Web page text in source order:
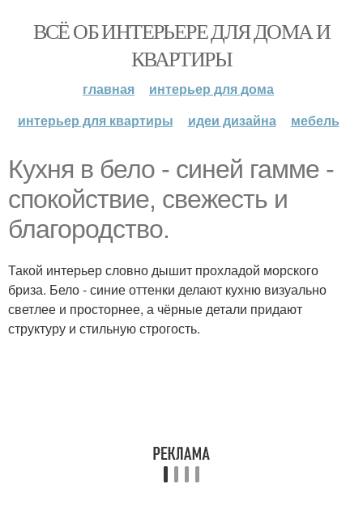
ВСЁ ОБ ИНТЕРЬЕРЕ ДЛЯ ДОМА И
КВАРТИРЫ
главная
интерьер для дома
интерьер для квартиры
идеи дизайна мебель
Кухня в бело - синей гамме -
спокойствие, свежесть и
благородство.
Такой интерьер словно дышит прохладой морского
бриза. Бело - синие оттенки делают кухню визуально
светлее и просторнее, а чёрные детали придают
структуру и стильную строгость.